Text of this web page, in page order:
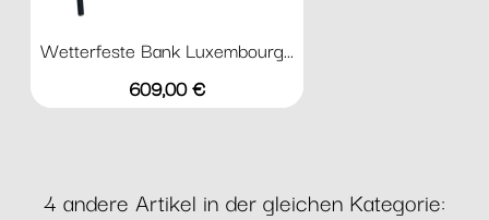
Wetterfeste Bank Luxembourg...
Preis
609,00 €
4 andere Artikel in der gleichen Kategorie: